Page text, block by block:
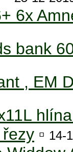
6x
bank
, EM
▫ 14-